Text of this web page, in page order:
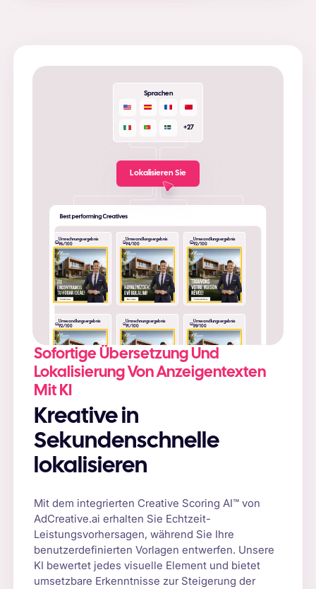
Sofortige Übersetzung Und
Lokalisierung Von Anzeigentexten
Mit KI
Kreative in
Sekundenschnelle
lokalisieren
Mit dem integrierten Creative Scoring AI™ von
AdCreative.ai erhalten Sie Echtzeit-
Leistungsvorhersagen, während Sie Ihre
benutzerdefinierten Vorlagen entwerfen. Unsere
KI bewertet jedes visuelle Element und bietet
umsetzbare Erkenntnisse zur Steigerung der
Sprachen
+27
Lokalisieren Sie
Umrechnungsergebnis
96/100
Umwandlungsergebnis
94/100
Umwandlungsergebnis
92/100
Umwandlungsergebnis
92/100
Umrechnungsergebnis
91/100
Umwandlungsergebnis
89/100